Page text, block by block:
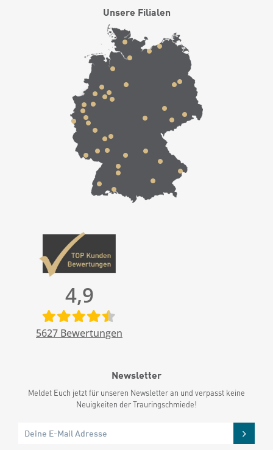
Unsere Filialen
4,9
5627 Bewertungen
Newsletter
Meldet Euch jetzt für unseren Newsletter an und verpasst keine
Neuigkeiten der Trauringschmiede!